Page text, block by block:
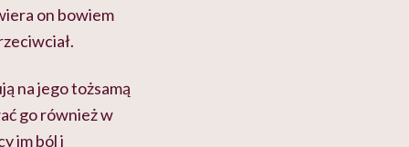
on bowiem
na jego tożsamą
go również w
im ból i